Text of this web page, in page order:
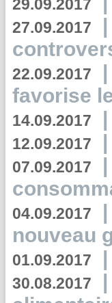
29.09.2017
27.09.2017 |
22.09.2017 |
favorise
14.09.2017 |
12.09.2017 |
07.09.2017 |
04.09.2017 |
nouveau
01.09.2017 |
30.08.2017 |